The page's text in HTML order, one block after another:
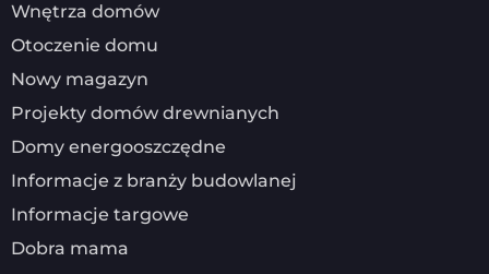
Wnętrza domów
Otoczenie domu
Nowy magazyn
Projekty domów drewnianych
Domy energooszczędne
Informacje z branży budowlanej
Informacje targowe
Dobra mama